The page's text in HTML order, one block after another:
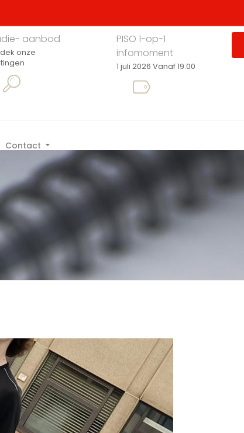
aanbod
onze
PISO 1-op-1
infomoment
1 juli 2026 Vanaf 19.00
Contact